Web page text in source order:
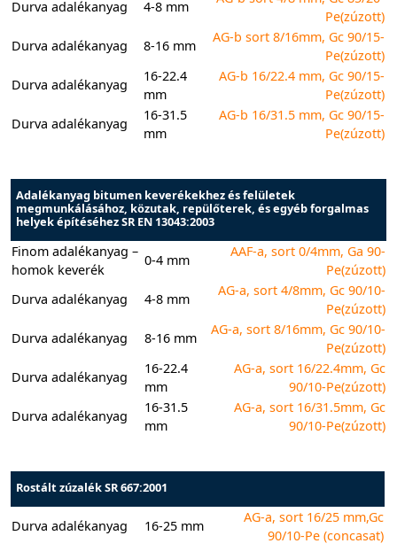
Durva adalékanyag
4-8 mm
Pe(zúzott)
Durva adalékanyag
8-16 mm
AG-b sort 8/16mm, Gc 90/15-
Pe(zúzott)
Durva adalékanyag
16-22.4
mm
AG-b 16/22.4 mm, Gc 90/15-
Pe(zúzott)
Durva adalékanyag
16-31.5
mm
AG-b 16/31.5 mm, Gc 90/15-
Pe(zúzott)
Adalékanyag bitumen keverékekhez és felületek
megmunkálásához, közutak, repülőterek, és egyéb forgalmas
helyek építéséhez SR EN 13043:2003
Finom adalékanyag –
homok keverék
0-4 mm
AAF-a, sort 0/4mm, Ga 90-
Pe(zúzott)
Durva adalékanyag
4-8 mm
AG-a, sort 4/8mm, Gc 90/10-
Pe(zúzott)
Durva adalékanyag
8-16 mm
AG-a, sort 8/16mm, Gc 90/10-
Pe(zúzott)
Durva adalékanyag
16-22.4
mm
AG-a, sort 16/22.4mm, Gc
90/10-Pe(zúzott)
Durva adalékanyag
16-31.5
mm
AG-a, sort 16/31.5mm, Gc
90/10-Pe(zúzott)
Rostált zúzalék SR 667:2001
Durva adalékanyag 16-25 mm
AG-a, sort 16/25 mm,Gc
90/10-Pe (concasat)